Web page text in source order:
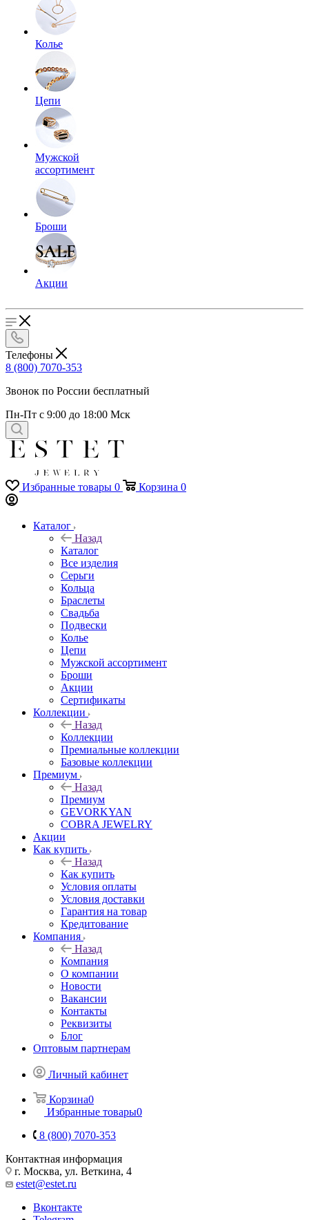
Колье
Цепи
Мужской
ассортимент
Броши
Акции
Телефоны
8 (800) 7070-353
Звонок по России бесплатный
Пн-Пт с 9:00 до 18:00 Мск
Избранные товары 0 Корзина 0
Каталог
Назад
Каталог
Все изделия
Серьги
Кольца
Браслеты
Свадьба
Подвески
Колье
Цепи
Мужской ассортимент
Броши
Акции
Сертификаты
Коллекции
Назад
Коллекции
Премиальные коллекции
Базовые коллекции
Премиум
Назад
Премиум
GEVORKYAN
COBRA JEWELRY
Акции
Как купить
Назад
Как купить
Условия оплаты
Условия доставки
Гарантия на товар
Кредитование
Компания
Назад
Компания
О компании
Новости
Вакансии
Контакты
Реквизиты
Блог
Оптовым партнерам
Личный кабинет
Корзина0
Избранные товары0
8 (800) 7070-353
Контактная информация
г. Москва, ул. Веткина, 4
estet@estet.ru
Вконтакте